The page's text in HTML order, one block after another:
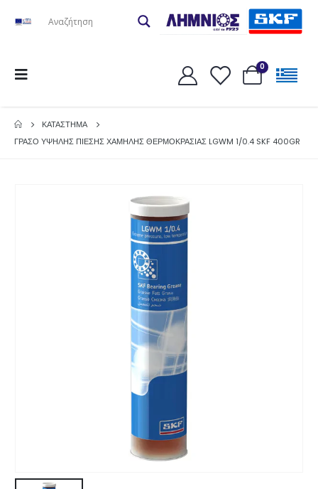
0
ΚΑΤΆΣΤΗΜΑ
ΓΡΑΣΟ ΥΨΗΛΗΣ ΠΙΕΣΗΣ ΧΑΜΗΛΗΣ ΘΕΡΜΟΚΡΑΣΙΑΣ LGWM 1/0.4 SKF 400GR